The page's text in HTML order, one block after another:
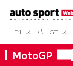
ツ
へ
ス
F1 スーパーGT ス
MotoGP